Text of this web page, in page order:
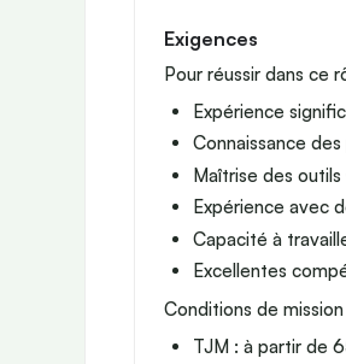
Exigences
Pour réussir dans ce
Expérience
Connaissance
Maîtrise des
Expérience avec
Capacité à
Excellentes
Conditions de mission
TJM : à partir de